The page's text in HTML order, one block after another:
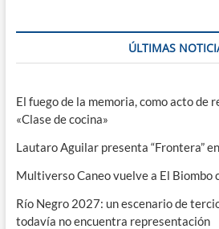
ÚLTIMAS
El fuego de la memoria, como acto de
«Clase de cocina»
Lautaro Aguilar presenta “Frontera”
Multiverso Caneo vuelve a El Biombo
Río Negro 2027: un escenario de
todavía no encuentra representación